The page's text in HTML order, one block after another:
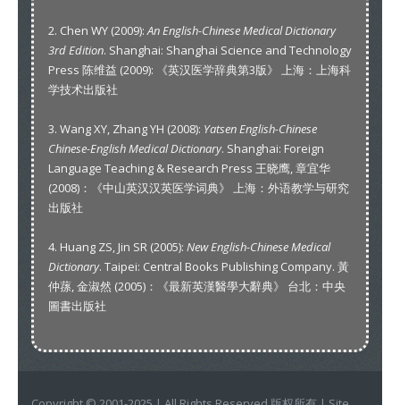
2. Chen WY (2009):An English-Chinese Medical Dictionary
3rd Edition. Shanghai: Shanghai Science and Technology
Press 陈维益 (2009): 《英汉医学辞典第3版》 上海：上海科
学技术出版社
3. Wang XY, Zhang YH (2008): Yatsen English-Chinese
Chinese-English Medical Dictionary. Shanghai: Foreign
Language Teaching & Research Press 王晓鹰, 章宜华
(2008)：《中山英汉汉英医学词典》 上海：外语教学与研究
出版社
4. Huang ZS, Jin SR (2005): New English-Chinese Medical
Dictionary. Taipei: Central Books Publishing Company. 黃
仲蓀, 金淑然 (2005)：《最新英漢醫學大辭典》 台北：中央
圖書出版社